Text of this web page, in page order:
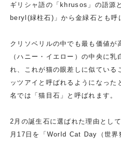
ギリシャ語の「khrusos」の語源
beryl(緑柱石)」から金緑石とも呼
クリソベリルの中でも最も価値が
（ハニー・イエロー）の中央に
れ、これが猫の眼差しに似ている
ッツアイと呼ばれるようになった
名では「猫目石」と呼ばれます。
2月の誕生石に選ばれた理由とし
月17日を「World Cat Day（世界